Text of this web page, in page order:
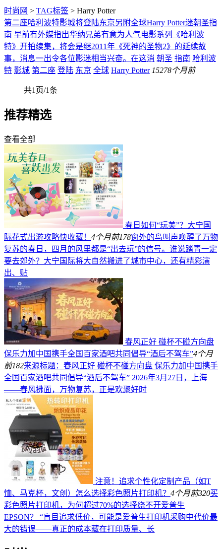
时尚网 > TAG标签 > Harry Potter
第二座哈利波特影城将登陆东京另附全球Harry Potter迷朝圣指
南 早前有外媒指出华纳兄弟有意为人气电影系列《哈利波
特》开拍续集，将会是继2011年《死神的圣物2》的延续故
事，消息一出令各位影迷相当兴奋。在这消 朝圣 指南 哈利波
特 影城 第二座 登陆 东京 全球 Harry Potter 15278个月前
共1页/1条
推荐精选
查看全部
春日如何“玩美”？大宁国
际花式出游攻略快收藏！ 4个月前178窗外的鸟叫声唤醒了万物
复苏的春日，四月的风里都是“出去玩”的信号。谁说踏青一定
要去郊外？大宁国际将大自然搬进了城市中心，还有精彩演
出、贴
春风正好 碰杯不碰方向盘
保乐力加中国携手全国百家酒吧共同倡导“酒后不驾车”4个月
前182来源标题：春风正好 碰杯不碰方向盘 保乐力加中国携手
全国百家酒吧共同倡导“酒后不驾车” 2026年3月27日，上海
——春风拂面，万物复苏，正是欢聚好时
注意！追求个性化定制产品（如T
恤、马克杯，文创）怎么选择彩色照片打印机？ 4个月前320买
彩色照片打印机，为何超过70%的选择绕不开爱普生
EPSON？ “盲目追求低价，可能是爱普生打印机采购中代价最
大的错误——真正的成本藏在打印质量、长